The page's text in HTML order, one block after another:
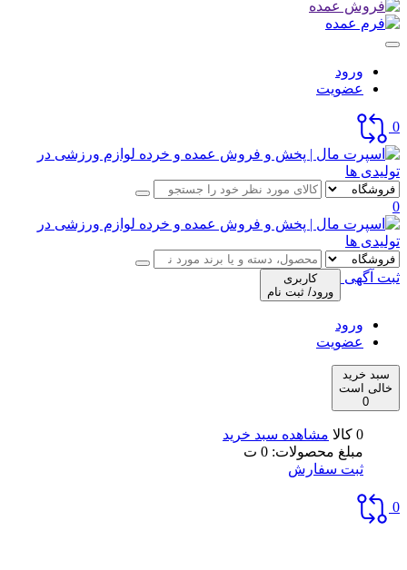
ورود
عضویت
0
0
ثبت آگهی
کاربری
ورود/ ثبت نام
ورود
عضویت
سبد خرید
خالی است
0
0 کالا
مشاهده سبد خرید
مبلغ محصولات: 0 ت
ثبت سفارش
0